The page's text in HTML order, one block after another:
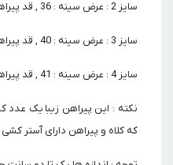
سایز 2 : عرض سینه : 36 , قد پیراهن : 55
سایز 3 : عرض سینه : 40 , قد پیراهن : 60
سایز 4 : عرض سینه : 41 , قد پیراهن : 64
نکته : این پیراهن زیبا یک عدد
که کلاه و پیراهن دارای آستر